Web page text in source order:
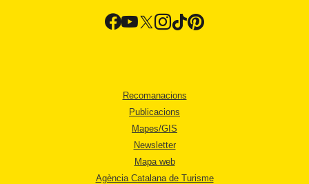
Recomanacions
Publicacions
Mapes/GIS
Newsletter
Mapa web
Agència Catalana de Turisme